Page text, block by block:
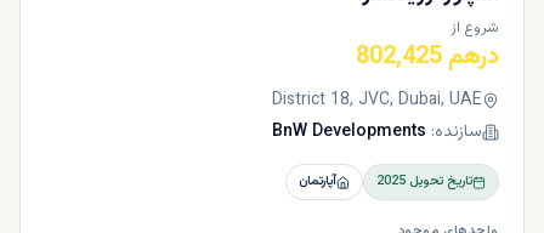
شروع از
درهم 802,425
District 18, JVC, Dubai, UAE
سازنده: BnW Developments
تاریخ تحویل2025 آپارتمان